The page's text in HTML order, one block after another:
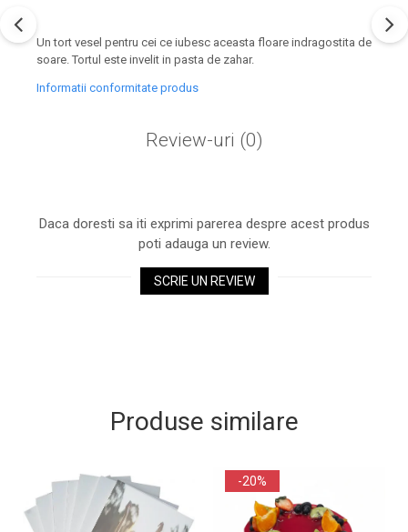
Un tort vesel pentru cei ce iubesc aceasta floare indragostita de
soare. Tortul este invelit in pasta de zahar.
Informatii conformitate produs
Review-uri (0)
Daca doresti sa iti exprimi parerea despre acest produs
poti adauga un review.
SCRIE UN REVIEW
Produse similare
-20%